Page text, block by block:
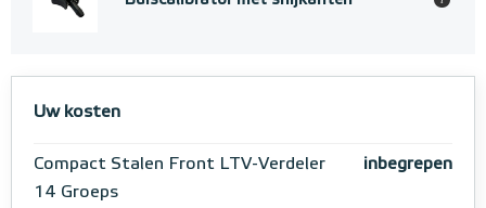
Uw kosten
Compact Stalen Front LTV-Verdeler
14 Groeps
inbegrepen